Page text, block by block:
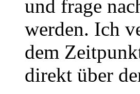
und frage
werden. Ich
dem
direkt über